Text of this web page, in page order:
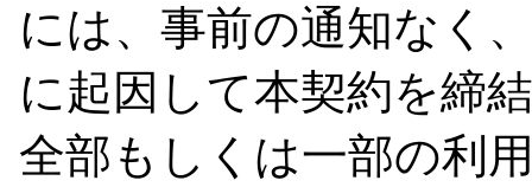
には、事前の通知なく
に起因して本契約を締
全部もしくは一部の利